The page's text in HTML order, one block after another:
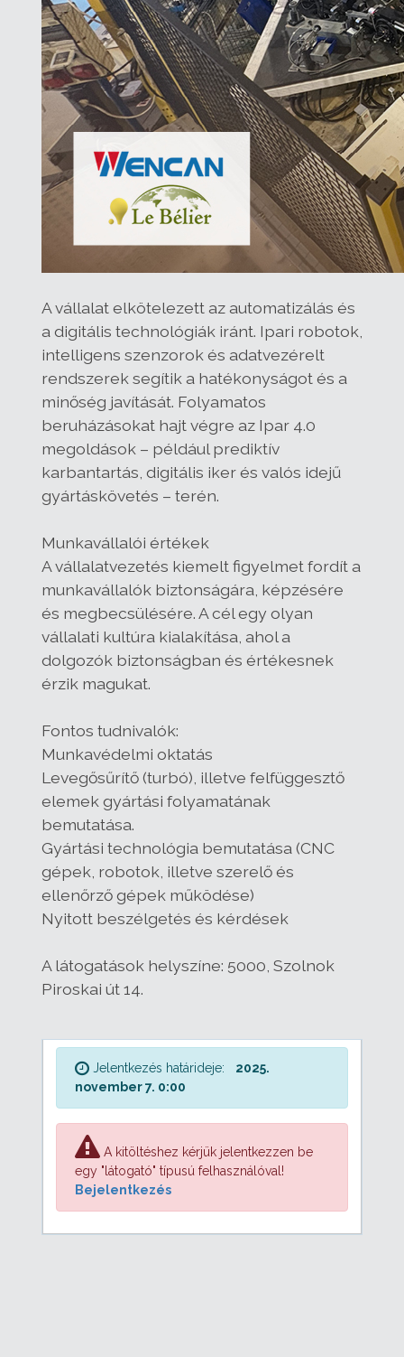
A vállalat elkötelezett az automatizálás és
a digitális technológiák iránt. Ipari robotok,
intelligens szenzorok és adatvezérelt
rendszerek segítik a hatékonyságot és a
minőség javítását. Folyamatos
beruházásokat hajt végre az Ipar 4.0
megoldások – például prediktív
karbantartás, digitális iker és valós idejű
gyártáskövetés – terén.
Munkavállalói értékek
A vállalatvezetés kiemelt figyelmet fordít a
munkavállalók biztonságára, képzésére
és megbecsülésére. A cél egy olyan
vállalati kultúra kialakítása, ahol a
dolgozók biztonságban és értékesnek
érzik magukat.
Fontos tudnivalók:
Munkavédelmi oktatás
Levegősűrítő (turbó), illetve felfüggesztő
elemek gyártási folyamatának
bemutatása.
Gyártási technológia bemutatása (CNC
gépek, robotok, illetve szerelő és
ellenőrző gépek működése)
Nyitott beszélgetés és kérdések
A látogatások helyszíne: 5000, Szolnok
Piroskai út 14.
Jelentkezés határideje:
2025.
november 7. 0:00
A kitöltéshez kérjük jelentkezzen be
egy "látogató" típusú felhasználóval!
Bejelentkezés